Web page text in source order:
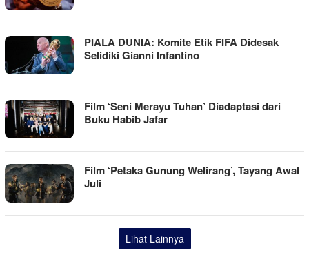
PIALA DUNIA: Komite Etik FIFA Didesak
Selidiki Gianni Infantino
Film ‘Seni Merayu Tuhan’ Diadaptasi dari
Buku Habib Jafar
Film ‘Petaka Gunung Welirang’, Tayang Awal
Juli
Lihat Lainnya